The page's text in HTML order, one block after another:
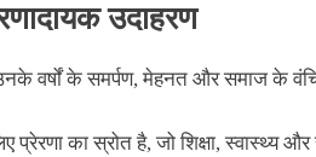
उदाहरण
वर्षों के समर्पण, मेहनत और समाज के
का स्रोत है, जो शिक्षा, स्वास्थ्य